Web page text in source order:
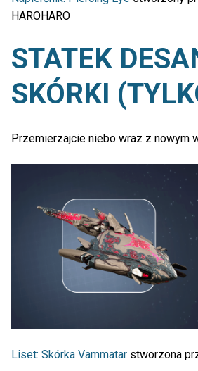
HAROHARO
STATEK
SKÓRKI
Przemierzajcie niebo wraz z nowym
Liset: Skórka Vammatar stworzona